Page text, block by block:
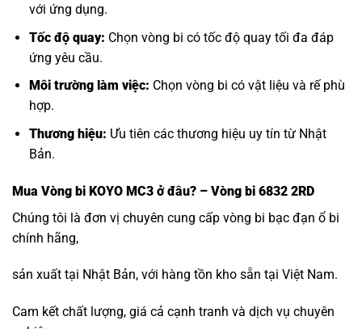
với ứng dụng.
Tốc độ quay: Chọn vòng bi có tốc độ quay tối đa đáp
ứng yêu cầu.
Môi trường làm việc: Chọn vòng bi có vật liệu và rế phù
hợp.
Thương hiệu: Ưu tiên các thương hiệu uy tín từ Nhật
Bản.
Mua Vòng bi KOYO MC3 ở đâu? – Vòng bi 6832 2RD
Chúng tôi là đơn vị chuyên cung cấp vòng bi bạc đạn ổ bi
chính hãng,
sản xuất tại Nhật Bản, với hàng tồn kho sẵn tại Việt Nam.
Cam kết chất lượng, giá cả cạnh tranh và dịch vụ chuyên